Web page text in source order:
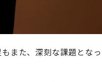
また、深刻な課題となっ